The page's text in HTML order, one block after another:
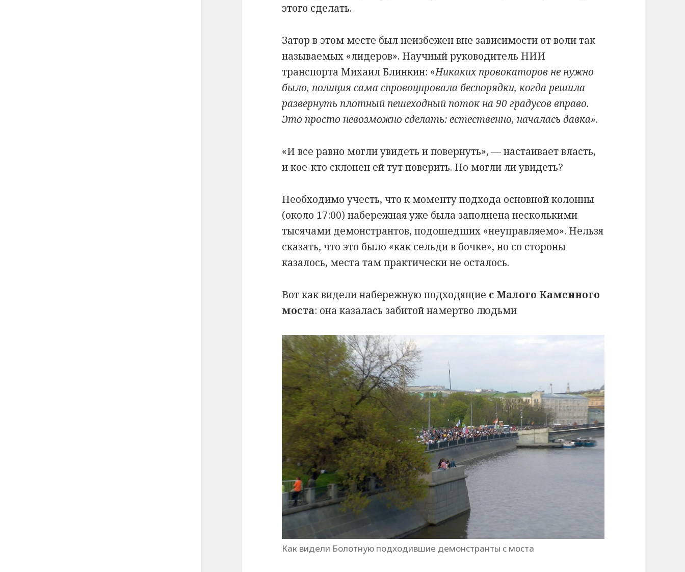
этого сделать.
Затор в этом месте был неизбежен вне завиcимости от воли так
называемых «лидеров». Научный руководитель НИИ
транспорта Михаил Блинкин: «Никаких провокаторов не нужно
было, полиция сама спровоцировала беспорядки, когда решила
развернуть плотный пешеходный поток на 90 градусов вправо.
Это просто невозможно сделать: естественно, началась давка».
«И все равно могли увидеть и повернуть», — настаивает власть,
и кое-кто склонен ей тут поверить. Но могли ли увидеть?
Необходимо учесть, что к моменту подхода основной колонны
(около 17:00) набережная уже была заполнена несколькими
тысячами демонстрантов, подошедших «неуправляемо». Нельзя
сказать, что это было «как сельди в бочке», но со стороны
казалось, места там практически не осталось.
Вот как видели набережную подходящие с Малого Каменного
моста: она казалась забитой намертво людьми
Как видели Болотную подходившие демонстранты с моста